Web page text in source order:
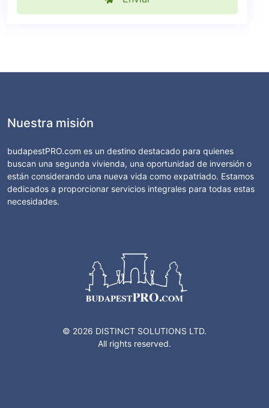
Nuestra misión
budapestPRO.com es un destino destacado para quienes
buscan una segunda vivienda, una oportunidad de inversión o
están considerando una nueva vida como expatriado. Estamos
dedicados a proporcionar servicios integrales para todas estas
necesidades.
© 2026 DISTINCT SOLUTIONS LTD.
All rights reserved.